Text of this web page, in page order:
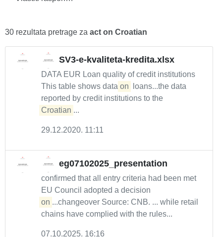
30 rezultata pretrage za act on Croatian
SV3-e-kvaliteta-kredita.xlsx
DATA EUR Loan quality of credit institutions
This table shows data on
loans...the data
reported by credit institutions to the
Croatian ...
29.12.2020. 11:11
eg07102025_presentation
confirmed that all entry criteria had been met
EU Council adopted a decision
on ...changeover Source: CNB. ... while retail
chains have complied with the rules...
07.10.2025. 16:16